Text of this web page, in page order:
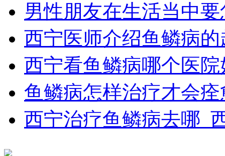
男性朋友在生活当中
西宁医师介绍鱼鳞病的
西宁看鱼鳞病哪个医
鱼鳞病怎样治疗才会痊
西宁治疗鱼鳞病去哪_